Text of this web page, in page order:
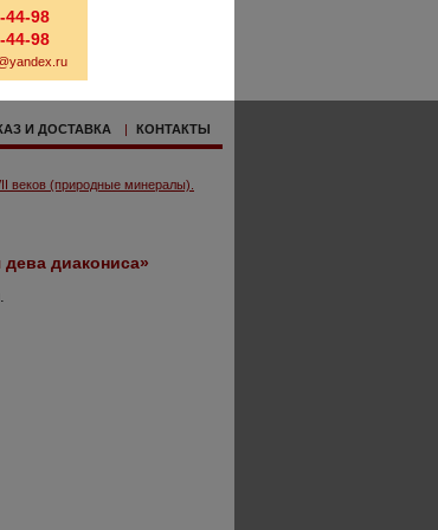
44-98
44-98
И ДОСТАВКА | КОНТАКТЫ
веков (природные минералы).
диакониса»